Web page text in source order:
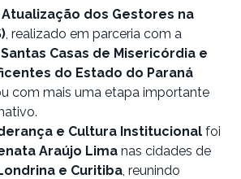
dos Gestores na
, realizado em parceria com a
Casas de Misericórdia e
do Estado do Paraná
com mais uma etapa importante
e Cultura Institucional foi
Araújo Lima nas cidades de
e Curitiba, reunindo